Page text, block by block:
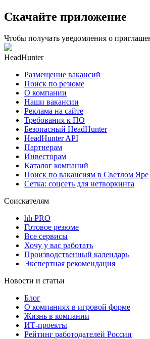
Скачайте приложение
Чтобы получать уведомления о
HeadHunter
Размещение вакансий
Поиск по резюме
О компании
Наши вакансии
Реклама на сайте
Требования к ПО
Безопасный HeadHunter
HeadHunter API
Партнерам
Инвесторам
Каталог компаний
Поиск по вакансиям в Светлом Яре
Сетка: соцсеть для нетворкинга
Соискателям
hh PRO
Готовое резюме
Все сервисы
Хочу у вас работать
Производственный календарь
Экспертная рекомендация
Новости и статьи
Блог
О компаниях в игровой форме
Жизнь в компании
ИТ-проекты
Рейтинг работодателей России